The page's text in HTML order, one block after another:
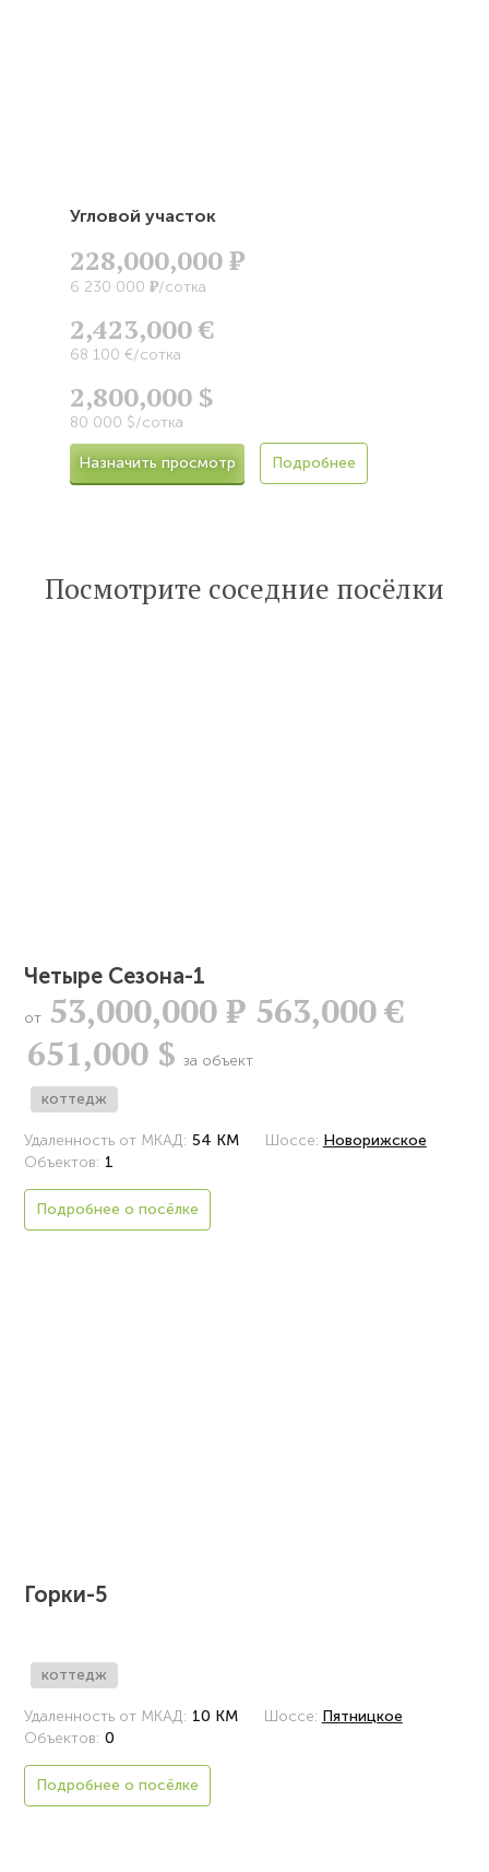
Угловой участок
228,000,000Р
6 230 000 Р/сотка
2,423,000 €
68 100 €/сотка
2,800,000 $
80 000 $/сотка
Назначить просмотр Подробнее
Посмотрите соседние посёлки
Четыре Сезона-1
от 53,000,000Р 563,000 €
651,000 $ за объект
коттедж
Удаленность от МКАД: 54 КМ Шоссе: Новорижское
Объектов: 1
Подробнее о посёлке
Горки-5
коттедж
Удаленность от МКАД: 10 КМ Шоссе: Пятницкое
Объектов: 0
Подробнее о посёлке